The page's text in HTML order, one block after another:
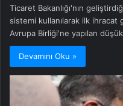
Ticaret Bakanlığı'nın
sistemi kullanılarak ilk
Avrupa Birliği'ne yapılan
Devamını Oku »